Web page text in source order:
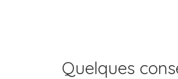
Quelques